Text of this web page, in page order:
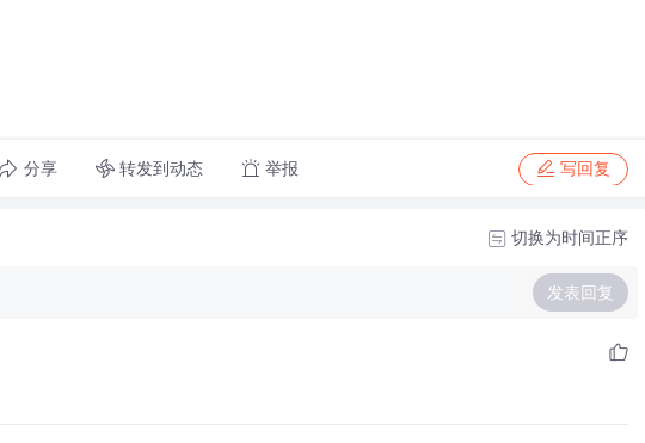
分享 转发到动态 举报 写回复
切换为时间正序
发表回复